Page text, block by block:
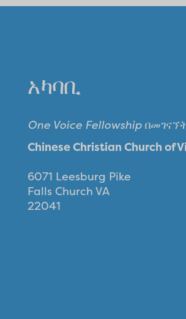
አካባቢ
One Voice Fellowship
Chinese Christian Church of
6071 Leesburg Pike
Falls Church VA
22041